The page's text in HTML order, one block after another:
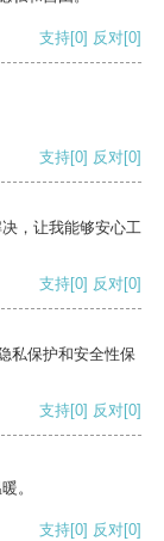
支持[0] 反对[0]
支持[0] 反对[0]
，让我能够安心工
支持[0] 反对[0]
私保护和安全性保
支持[0] 反对[0]
。
支持[0] 反对[0]